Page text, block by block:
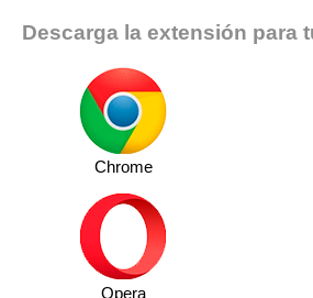
Descarga la extensión para
Chrome
Opera